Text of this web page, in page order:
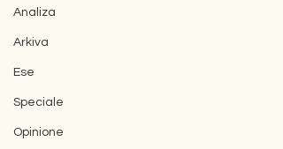
Analiza
Arkiva
Ese
Speciale
Opinione